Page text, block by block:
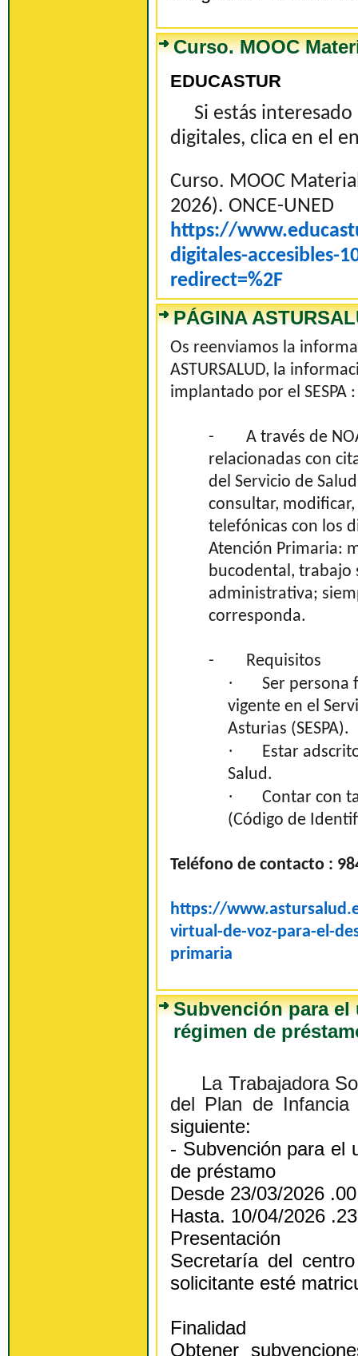
Curso. MOOC
EDUCASTUR
Si estás interesado
digitales, clica en el
Curso. MOOC
2026). ONCE-UNED
https://
digitales-accesibles-
redirect=%2F
PÁGINA
Os reenviamos la
ASTURSALUD, la
implantado por el SESPA :
-
A través de
relacionadas con
del Servicio de
consultar,
telefónicas con los
Atención Primaria:
bucodental, trabajo
administrativa;
corresponda.
- Requisitos
·
Ser persona
vigente en el
Asturias (SESPA).
·
Estar
Salud.
·
Contar con
(Código de
Teléfono de contacto :
https://
virtual-de-voz-para-el-
primaria
Subvención para
régimen de
La Trabajadora
del Plan de Infancia
siguiente:
- Subvención para el
de préstamo
Desde 23/03/2026
Hasta. 10/04/2026
Presentación
Secretaría del
solicitante esté
Finalidad
Obtener